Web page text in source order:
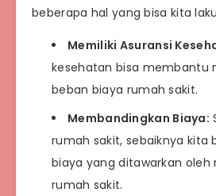
beberapa hal yang bisa kita
Memiliki Asuransi
kesehatan bisa membantu
beban biaya rumah sakit.
Membandingkan Biaya:
rumah sakit, sebaiknya kita
biaya yang ditawarkan
rumah sakit.